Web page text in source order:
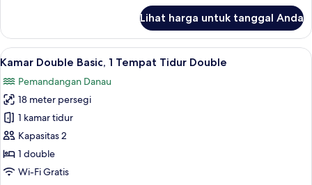
Suite
Junior,
1
Tidur
King,
pemandangan
danau
Lihat harga untuk tanggal Anda
Lihat
semua
foto
untuk
Kamar
Double
Basic,
1
Kamar Double Basic, 1 Tempat Tidur
5
Kamar Double Basic, 1 Tempat Tidur Double
Pemandangan Danau
18 meter persegi
1 kamar tidur
Kapasitas 2
1 double
Wi-Fi Gratis